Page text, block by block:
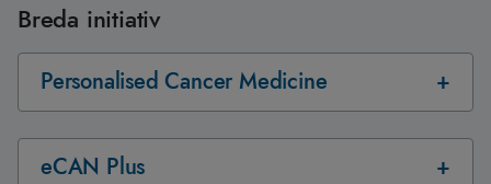
Breda initiativ
Personalised Cancer Medicine
eCAN Plus